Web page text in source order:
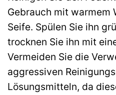
Gebrauch mit warmem
Seife. Spülen Sie ihn
trocknen Sie ihn mit
Vermeiden Sie die
aggressiven
Lösungsmitteln, da